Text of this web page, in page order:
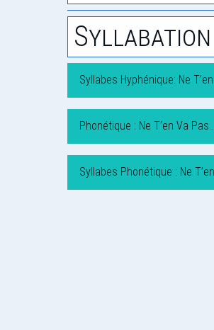
Syllabation
Syllabes Hyphénique: Ne
Phonétique : Ne T’en Va Pas…
Syllabes Phonétique : Ne